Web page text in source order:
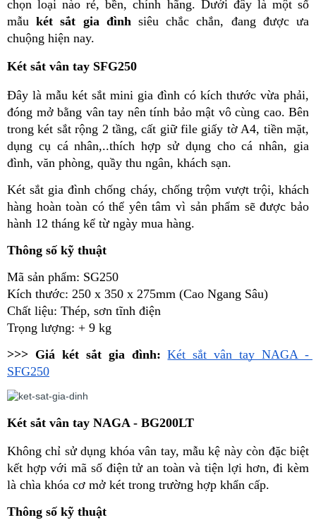
chọn loại nào rẻ, bền, chính hãng. Dưới đây là một số
mẫu két sắt gia đình siêu chắc chắn, đang được ưa
chuộng hiện nay.
Két sắt vân tay SFG250
Đây là mẫu két sắt mini gia đình có kích thước vừa phải,
đóng mở bằng vân tay nên tính bảo mật vô cùng cao. Bên
trong két sắt rộng 2 tầng, cất giữ file giấy tờ A4, tiền mặt,
dụng cụ cá nhân,..thích hợp sử dụng cho cá nhân, gia
đình, văn phòng, quầy thu ngân, khách sạn.
Két sắt gia đình chống cháy, chống trộm vượt trội, khách
hàng hoàn toàn có thể yên tâm vì sản phẩm sẽ được bảo
hành 12 tháng kể từ ngày mua hàng.
Thông số kỹ thuật
Mã sản phẩm: SG250
Kích thước: 250 x 350 x 275mm (Cao Ngang Sâu)
Chất liệu: Thép, sơn tĩnh điện
Trọng lượng: + 9 kg
>>> Giá két sắt gia đình: Két sắt vân tay NAGA -
SFG250
Két sắt vân tay NAGA - BG200LT
Không chỉ sử dụng khóa vân tay, mẫu kệ này còn đặc biệt
kết hợp với mã số điện tử an toàn và tiện lợi hơn, đi kèm
là chìa khóa cơ mở két trong trường hợp khẩn cấp.
Thông số kỹ thuật